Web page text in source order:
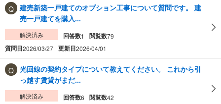
建売新築一戸建てのオプション工事について質問です。 建
売一戸建てを購入...
解決済み 回答数1 閲覧数79
質問日2026/03/27 更新日2026/04/01
光回線の契約タイプについて教えてください。 これから引
っ越す賃貸がまだ...
解決済み 回答数6 閲覧数42